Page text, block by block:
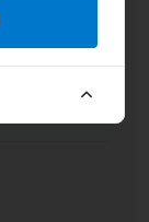
2,8 EUR